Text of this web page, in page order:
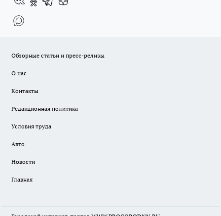
Обзорные статьи и пресс-релизы
О нас
Контакты
Редакционная политика
Условия труда
Авто
Новости
Главная